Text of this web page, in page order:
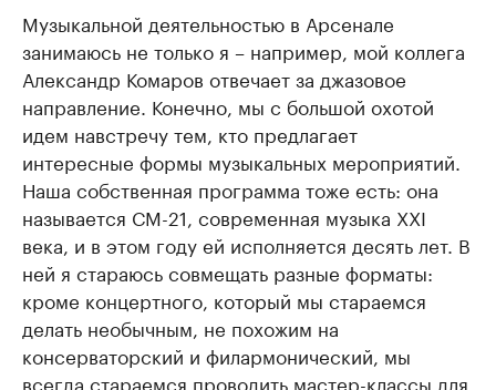
Музыкальной деятельностью в Арсенале
занимаюсь не только я – например, мой коллега
Александр Комаров отвечает за джазовое
направление. Конечно, мы с большой охотой
идем навстречу тем, кто предлагает
интересные формы музыкальных мероприятий.
Наша собственная программа тоже есть: она
называется СМ-21, современная музыка XXI
века, и в этом году ей исполняется десять лет. В
ней я стараюсь совмещать разные форматы:
кроме концертного, который мы стараемся
делать необычным, не похожим на
консерваторский и филармонический, мы
всегда стараемся проводить мастер-классы для